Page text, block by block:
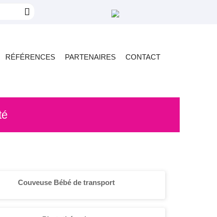
RÉFÉRENCES PARTENAIRES CONTACT
Couveuse Bébé de transport